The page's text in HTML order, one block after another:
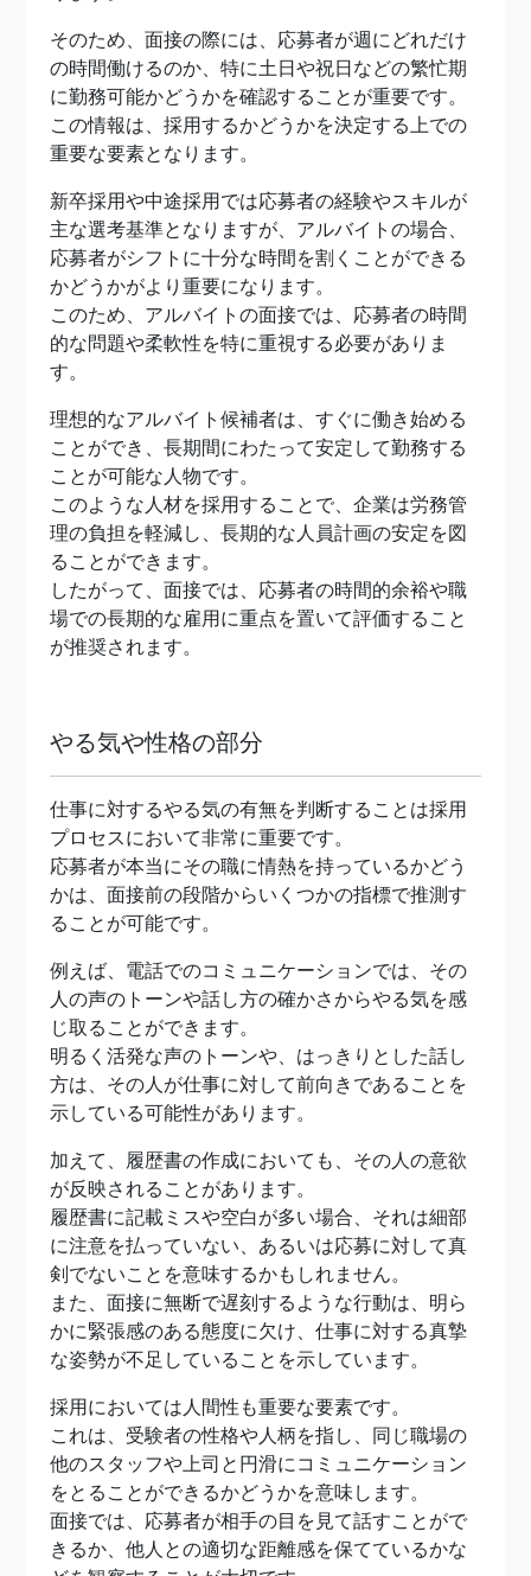
そのため、面接の際には、応募者が週にどれだけ
の時間働けるのか、特に土日や祝日などの繁忙期
に勤務可能かどうかを確認することが重要です。
この情報は、採用するかどうかを決定する上での
重要な要素となります。
新卒採用や中途採用では応募者の経験やスキルが
主な選考基準となりますが、アルバイトの場合、
応募者がシフトに十分な時間を割くことができる
かどうかがより重要になります。
このため、アルバイトの面接では、応募者の時間
的な問題や柔軟性を特に重視する必要がありま
す。
理想的なアルバイト候補者は、すぐに働き始める
ことができ、長期間にわたって安定して勤務する
ことが可能な人物です。
このような人材を採用することで、企業は労務管
理の負担を軽減し、長期的な人員計画の安定を図
ることができます。
したがって、面接では、応募者の時間的余裕や職
場での長期的な雇用に重点を置いて評価すること
が推奨されます。
やる気や性格の部分
仕事に対するやる気の有無を判断することは採用
プロセスにおいて非常に重要です。
応募者が本当にその職に情熱を持っているかどう
かは、面接前の段階からいくつかの指標で推測す
ることが可能です。
例えば、電話でのコミュニケーションでは、その
人の声のトーンや話し方の確かさからやる気を感
じ取ることができます。
明るく活発な声のトーンや、はっきりとした話し
方は、その人が仕事に対して前向きであることを
示している可能性があります。
加えて、履歴書の作成においても、その人の意欲
が反映されることがあります。
履歴書に記載ミスや空白が多い場合、それは細部
に注意を払っていない、あるいは応募に対して真
剣でないことを意味するかもしれません。
また、面接に無断で遅刻するような行動は、明ら
かに緊張感のある態度に欠け、仕事に対する真摯
な姿勢が不足していることを示しています。
採用においては人間性も重要な要素です。
これは、受験者の性格や人柄を指し、同じ職場の
他のスタッフや上司と円滑にコミュニケーション
をとることができるかどうかを意味します。
面接では、応募者が相手の目を見て話すことがで
きるか、他人との適切な距離感を保てているかな